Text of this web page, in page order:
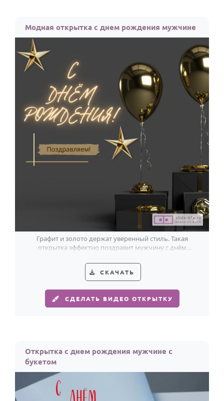
Модная открытка с днем рождения мужчине
Графит и золото держат уверенный стиль. Такая
открытка эффектно поздравит мужчину с днём
СКАЧАТЬ
СДЕЛАТЬ ВИДЕО ОТКРЫТКУ
Открытка с днем рождения мужчине с
букетом